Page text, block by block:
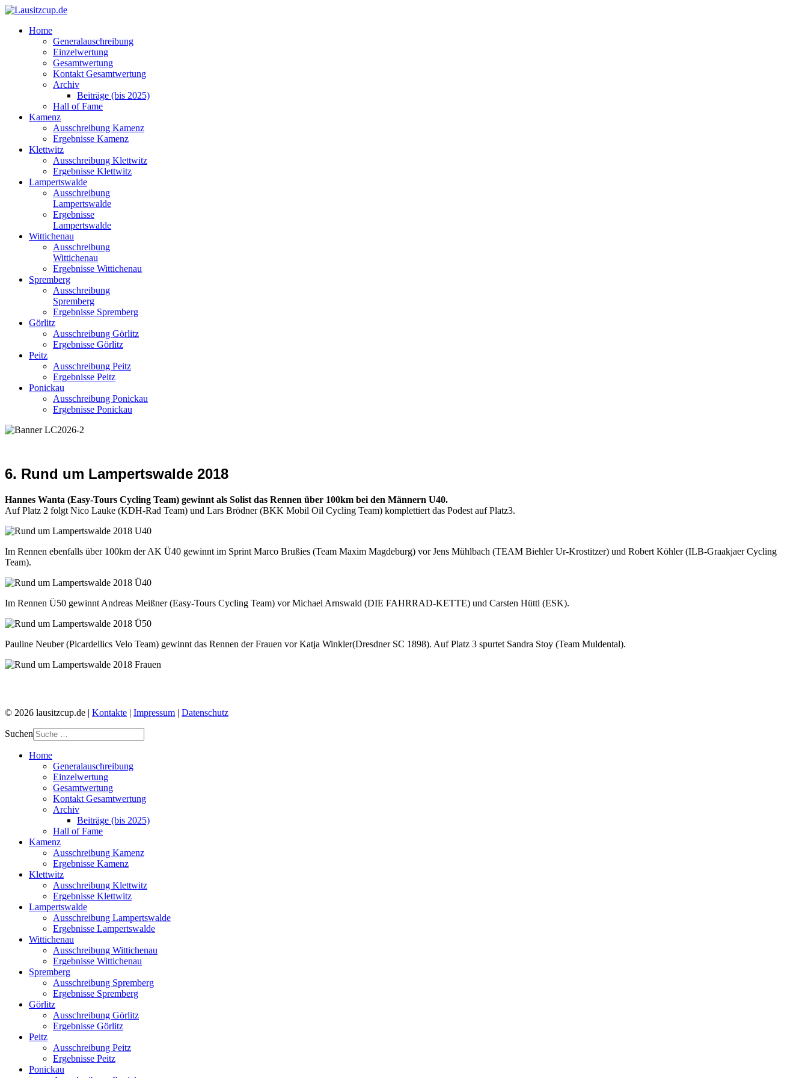
Home
Generalauschreibung
Einzelwertung
Gesamtwertung
Kontakt Gesamtwertung
Archiv
Beiträge (bis 2025)
Hall of Fame
Kamenz
Ausschreibung Kamenz
Ergebnisse Kamenz
Klettwitz
Ausschreibung Klettwitz
Ergebnisse Klettwitz
Lampertswalde
Ausschreibung
Lampertswalde
Ergebnisse
Lampertswalde
Wittichenau
Ausschreibung
Wittichenau
Ergebnisse Wittichenau
Spremberg
Ausschreibung
Spremberg
Ergebnisse Spremberg
Görlitz
Ausschreibung Görlitz
Ergebnisse Görlitz
Peitz
Ausschreibung Peitz
Ergebnisse Peitz
Ponickau
Ausschreibung Ponickau
Ergebnisse Ponickau
6. Rund um Lampertswalde 2018
Hannes Wanta (Easy-Tours Cycling Team) gewinnt als Solist das Rennen über 100km bei den Männern U40.
Auf Platz 2 folgt Nico Lauke (KDH-Rad Team) und Lars Brödner (BKK Mobil Oil Cycling Team) komplettiert das Podest auf Platz3.
Im Rennen ebenfalls über 100km der AK Ü40 gewinnt im Sprint Marco Brußies (Team Maxim Magdeburg) vor Jens Mühlbach (TEAM Biehler Ur-Krostitzer) und Robert Köhler (ILB-Graakjaer Cycling
Team).
Im Rennen Ü50 gewinnt Andreas Meißner (Easy-Tours Cycling Team) vor Michael Arnswald (DIE FAHRRAD-KETTE) und Carsten Hüttl (ESK).
Pauline Neuber (Picardellics Velo Team) gewinnt das Rennen der Frauen vor Katja Winkler(Dresdner SC 1898). Auf Platz 3 spurtet Sandra Stoy (Team Muldental).
© 2026 lausitzcup.de | Kontakte | Impressum | Datenschutz
Suchen
Home
Generalauschreibung
Einzelwertung
Gesamtwertung
Kontakt Gesamtwertung
Archiv
Beiträge (bis 2025)
Hall of Fame
Kamenz
Ausschreibung Kamenz
Ergebnisse Kamenz
Klettwitz
Ausschreibung Klettwitz
Ergebnisse Klettwitz
Lampertswalde
Ausschreibung Lampertswalde
Ergebnisse Lampertswalde
Wittichenau
Ausschreibung Wittichenau
Ergebnisse Wittichenau
Spremberg
Ausschreibung Spremberg
Ergebnisse Spremberg
Görlitz
Ausschreibung Görlitz
Ergebnisse Görlitz
Peitz
Ausschreibung Peitz
Ergebnisse Peitz
Ponickau